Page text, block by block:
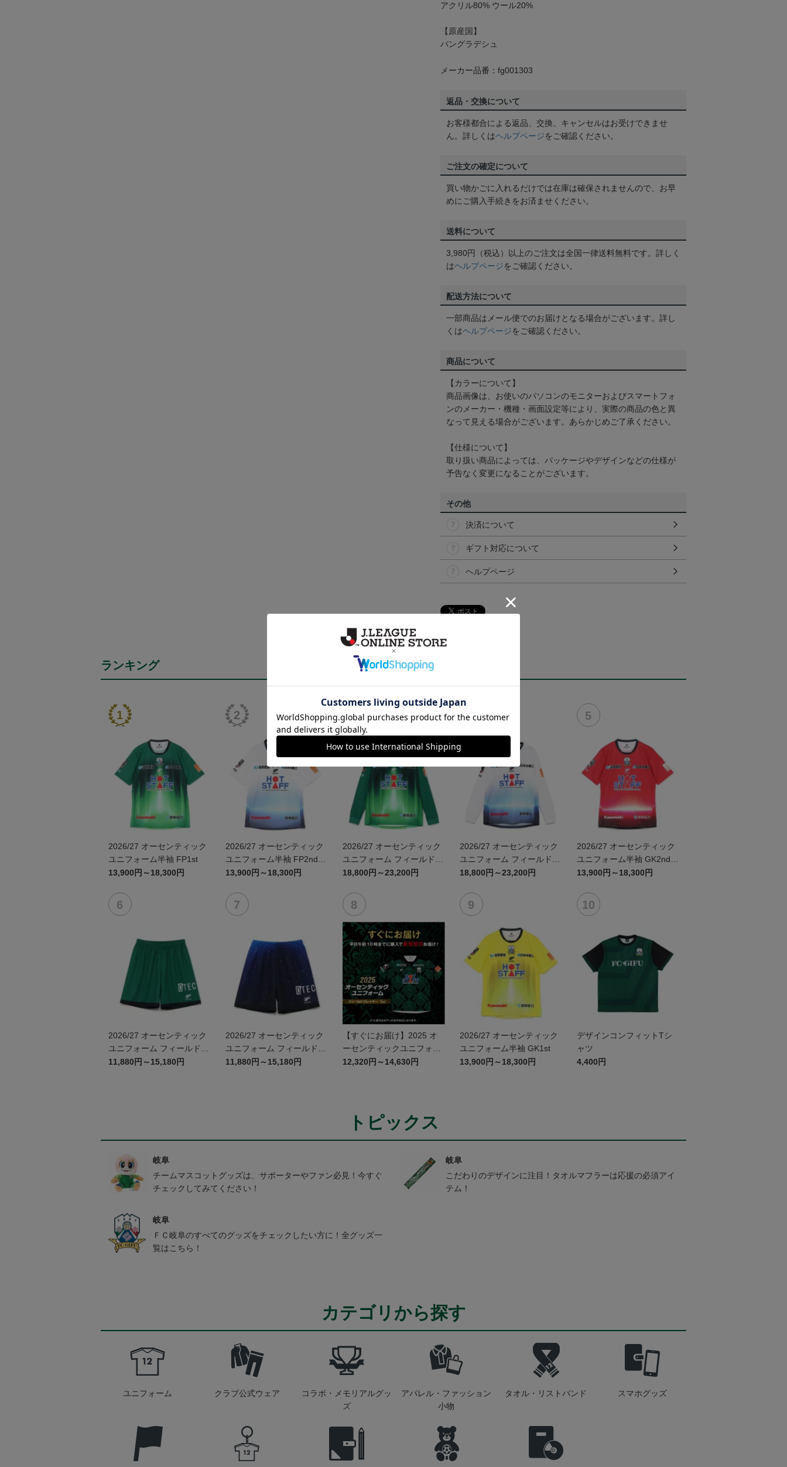
アクリル80% ウール20%
【原産国】
バングラデシュ
メーカー品番：fg001303
返品・交換について
お客様都合による返品、交換、キャンセルはお受けできませ
ん。詳しくはヘルプページをご確認ください。
ご注文の確定について
買い物かごに入れるだけでは在庫は確保されませんので、お早
めにご購入手続きをお済ませください。
送料について
3,980円（税込）以上のご注文は全国一律送料無料です。詳しく
はヘルプページをご確認ください。
配送方法について
一部商品はメール便でのお届けとなる場合がございます。詳し
くはヘルプページをご確認ください。
商品について
【カラーについて】
商品画像は、お使いのパソコンのモニターおよびスマートフォ
ンのメーカー・機種・画面設定等により、実際の商品の色と異
なって見える場合がございます。あらかじめご了承ください。
【仕様について】
取り扱い商品によっては、パッケージやデザインなどの仕様が
予告なく変更になることがございます。
その他
決済について
ギフト対応について
ヘルプページ
ランキング
2026/27 オーセンティック
ユニフォーム半袖 FP1st
13,900円～18,300円
2026/27 オーセンティック
ユニフォーム半袖 FP2nd~
岐阜かかみがはら航空宇宙
~
13,900円～18,300円
2026/27 オーセンティック
ユニフォーム フィールドプ
レイヤー 1st 長袖
18,800円～23,200円
2026/27 オーセンティック
ユニフォーム フィールドプ
レイヤー 2nd 長袖 ~岐阜か
コラボユニフォーム~
18,800円～23,200円
2026/27 オーセンティック
ユニフォーム半袖 GK2nd~
岐阜かかみがはら航空宇宙
~
13,900円～18,300円
2026/27 オーセンティック
ユニフォーム フィールドプ
レイヤー 1st パンツ
11,880円～15,180円
2026/27 オーセンティック
ユニフォーム フィールドプ
レイヤー 2nd パンツ ~岐阜
11,880円～15,180円
【すぐにお届け】2025 オ
ーセンティックユニフォー
ム FP1st
12,320円～14,630円
2026/27 オーセンティック
ユニフォーム半袖 GK1st
13,900円～18,300円
デザインコンフィットTシ
ャツ
4,400円
トピックス
岐阜
チームマスコットグッズは、サポーターやファン必見！今すぐ
チェックしてみてください！
岐阜
こだわりのデザインに注目！タオルマフラーは応援の必須アイ
テム！
岐阜
ＦＣ岐阜のすべてのグッズをチェックしたい方に！全グッズ一
覧はこちら！
カテゴリから探す
ユニフォーム クラブ公式ウェア
コラボ・メモリアルグッ
ズ
アパレル・ファッション
小物
タオル・リストバンド スマホグッズ